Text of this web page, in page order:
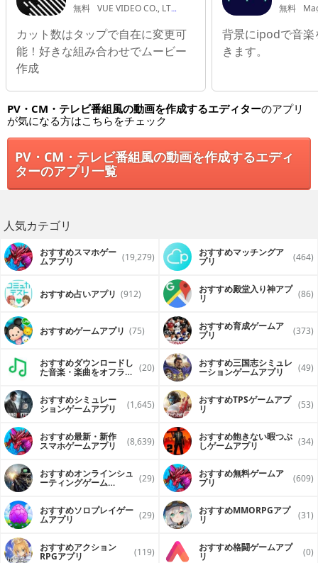
無料 VUE VIDEO CO., LTD.
カット数はタップで自在に変更可
能！好きな組み合わせでムービー
作成
カー
無料
背景にipodで音楽
きます。
PV・CM・テレビ番組風の動画を作成するエディターのアプリ
が気になる方はこちらをチェック
PV・CM・テレビ番組風の動画を作成するエディ
ターのアプリ一覧
人気カテゴリ
おすすめスマホゲー
ムアプリ (19,279) おすすめマッチングア
プリ (464)
おすすめ占いアプリ (912) おすすめ殿堂入り神アプ
リ (86)
おすすめゲームアプリ (75) おすすめ育成ゲームア
プリ (373)
おすすめダウンロードし
た音楽・楽曲をオフライ (20) おすすめ三国志シミュレ
ーションゲームアプリ (49)
おすすめシミュレー
ションゲームアプリ (1,645) おすすめTPSゲームアプ
リ (53)
おすすめ最新・新作
スマホゲームアプリ (8,639) おすすめ飽きない暇つぶ
しゲームアプリ (34)
おすすめオンラインシュ
ーティングゲーム (29) おすすめ無料ゲームア
プリ (609)
おすすめソロプレイゲー
ムアプリ (29) おすすめ MMORPGアプ
リ (31)
おすすめアクション
RPGアプリ (119) おすすめ格闘ゲームアプ
リ (0)